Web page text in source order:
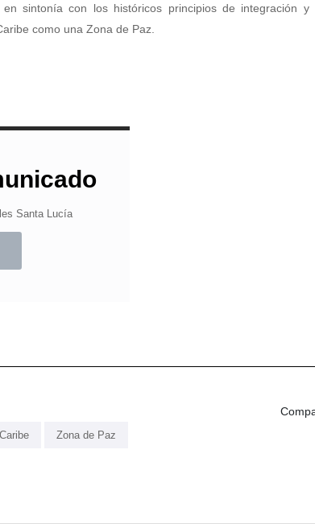
sintonía con los históricos principios de integración y
como una Zona de Paz.
Santa Lucía
Zona de Paz